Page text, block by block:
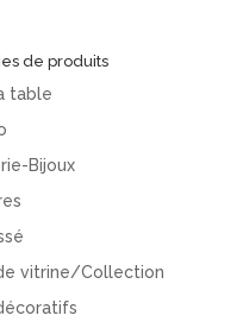
de produits
table
Bijoux
vitrine/Collection